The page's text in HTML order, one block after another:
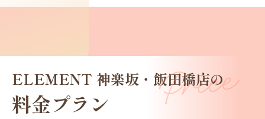
ELEMENT 神楽坂・飯田橋店の
料金プラン